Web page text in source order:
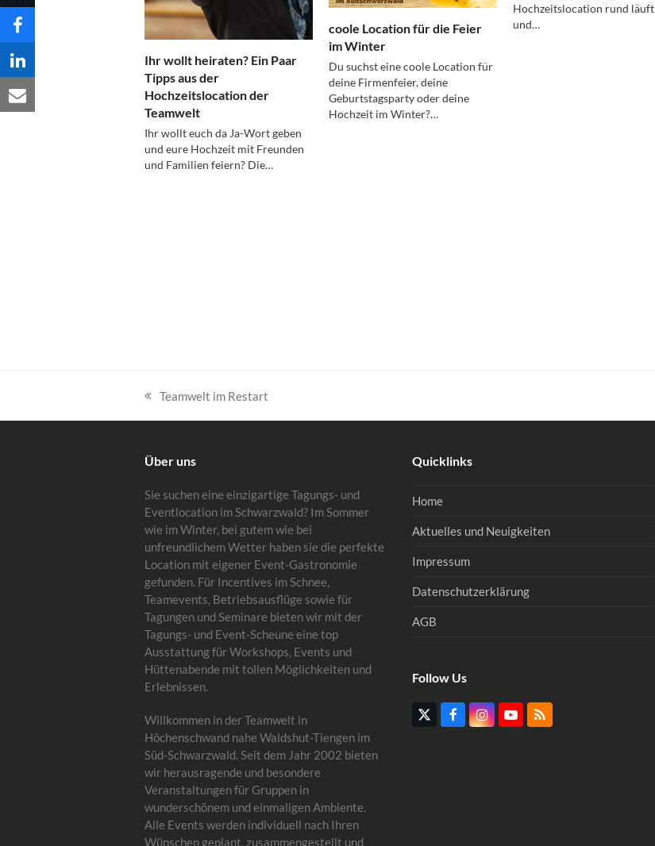
Ihr wollt heiraten? Ein Paar
Tipps aus der
Hochzeitslocation der
Teamwelt
Ihr wollt euch da Ja-Wort geben
und eure Hochzeit mit Freunden
und Familien feiern? Die…
coole Location für die Feier
im Winter
Du suchst eine coole Location für
deine Firmenfeier, deine
Geburtstagsparty oder deine
Hochzeit im Winter?…
Hochzeitslocation rund läuft
und…
vorheriger
Beitrag:
Teamwelt im Restart
Über uns
Sie suchen eine einzigartige Tagungs- und
Eventlocation im Schwarzwald? Im Sommer
wie im Winter, bei gutem wie bei
unfreundlichem Wetter haben sie die perfekte
Location mit eigener Event-Gastronomie
gefunden. Für Incentives im Schnee,
Teamevents, Betriebsausflüge sowie für
Tagungen und Seminare bieten wir mit der
Tagungs- und Event-Scheune eine top
Ausstattung für Workshops, Events und
Hüttenabende mit tollen Möglichkeiten und
Erlebnissen.
Willkommen in der Teamwelt in
Höchenschwand nahe Waldshut-Tiengen im
Süd-Schwarzwald. Seit dem Jahr 2002 bieten
wir herausragende und besondere
Veranstaltungen für Gruppen in
wunderschönem und einmaligen Ambiente.
Alle Events werden individuell nach Ihren
Wünschen geplant, zusammengestellt und
Quicklinks
Home
Aktuelles und Neuigkeiten
Impressum
Datenschutzerklärung
AGB
Follow Us
TwitterFacebookInstagram
YouTube
RSS